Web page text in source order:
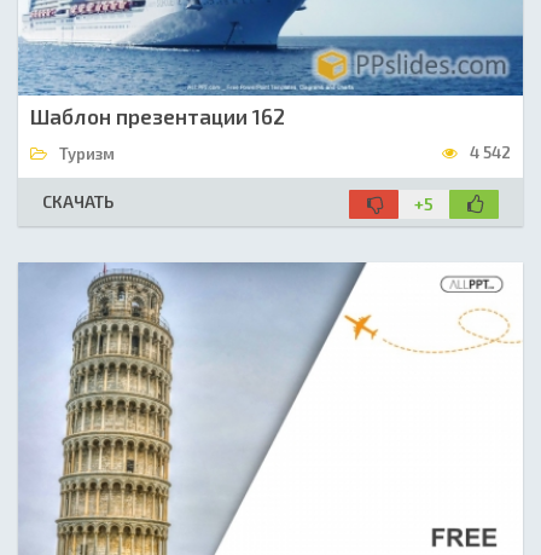
Шаблон презентации 162
Туризм 4 542
СКАЧАТЬ +5